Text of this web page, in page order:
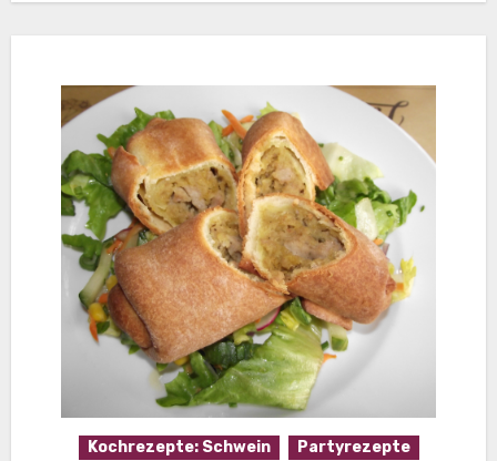
Kochrezepte: Schwein
Partyrezepte